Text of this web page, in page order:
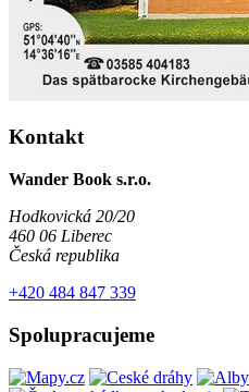
Kontakt
Wander Book s.r.o.
Hodkovická 20/20
460 06 Liberec
Česká republika
+420 484 847 339
Spolupracujeme